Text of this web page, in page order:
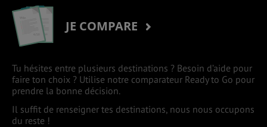
JE COMPARE
Tu hésites entre plusieurs destinations ? Besoin d’aide pour
faire ton choix ? Utilise notre comparateur Ready to Go pour
prendre la bonne décision.
Il suffit de renseigner tes destinations, nous nous occupons
du reste !